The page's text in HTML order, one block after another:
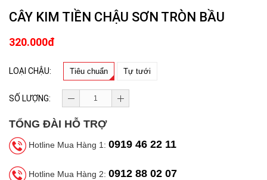
CÂY KIM TIỀN CHẬU SƠN TRÒN BẦU
320.000đ
LOẠI CHẬU: Tiêu chuẩn Tự tưới
SỐ LƯỢNG:
TỔNG ĐÀI HỖ TRỢ
Hotline Mua Hàng 1: 0919 46 22 11
Hotline Mua Hàng 2: 0912 88 02 07